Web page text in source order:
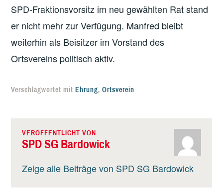
SPD-Fraktionsvorsitz im neu gewählten Rat stand
er nicht mehr zur Verfügung. Manfred bleibt
weiterhin als Beisitzer im Vorstand des
Ortsvereins politisch aktiv.
Verschlagwortet mitEhrung,Ortsverein
VERÖFFENTLICHT VON
SPD SG Bardowick
Zeige alle Beiträge von SPD SG Bardowick